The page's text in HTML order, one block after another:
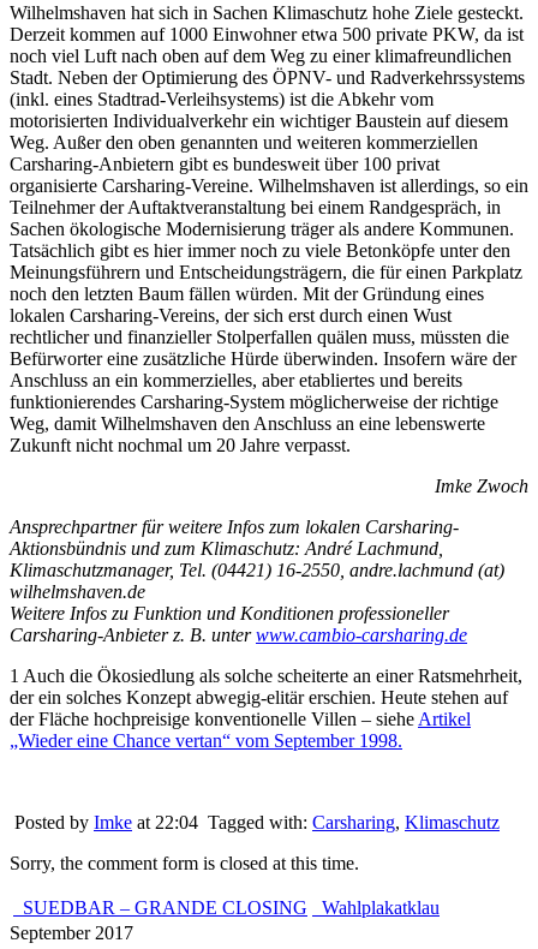
Wilhelmshaven hat sich in Sachen Klimaschutz hohe Ziele gesteckt.
Derzeit kommen auf 1000 Einwohner etwa 500 private PKW, da ist
noch viel Luft nach oben auf dem Weg zu einer klimafreundlichen
Stadt. Neben der Optimierung des ÖPNV- und Radverkehrssystems
(inkl. eines Stadtrad-Verleihsystems) ist die Abkehr vom
motorisierten Individualverkehr ein wichtiger Baustein auf diesem
Weg. Außer den oben genannten und weiteren kommerziellen
Carsharing-Anbietern gibt es bundesweit über 100 privat
organisierte Carsharing-Vereine. Wilhelmshaven ist allerdings, so ein
Teilnehmer der Auftaktveranstaltung bei einem Randgespräch, in
Sachen ökologische Modernisierung träger als andere Kommunen.
Tatsächlich gibt es hier immer noch zu viele Betonköpfe unter den
Meinungsführern und Entscheidungsträgern, die für einen Parkplatz
noch den letzten Baum fällen würden. Mit der Gründung eines
lokalen Carsharing-Vereins, der sich erst durch einen Wust
rechtlicher und finanzieller Stolperfallen quälen muss, müssten die
Befürworter eine zusätzliche Hürde überwinden. Insofern wäre der
Anschluss an ein kommerzielles, aber etabliertes und bereits
funktionierendes Carsharing-System möglicherweise der richtige
Weg, damit Wilhelmshaven den Anschluss an eine lebenswerte
Zukunft nicht nochmal um 20 Jahre verpasst.
Imke Zwoch
Ansprechpartner für weitere Infos zum lokalen Carsharing-
Aktionsbündnis und zum Klimaschutz: André Lachmund,
Klimaschutzmanager, Tel. (04421) 16-2550, andre.lachmund (at)
wilhelmshaven.de
Weitere Infos zu Funktion und Konditionen professioneller
Carsharing-Anbieter z. B. unterwww.cambio-carsharing.de
1 Auch die Ökosiedlung als solche scheiterte an einer Ratsmehrheit,
der ein solches Konzept abwegig-elitär erschien. Heute stehen auf
der Fläche hochpreisige konventionelle Villen – siehe Artikel
„Wieder eine Chance vertan“ vom September 1998.
Posted by Imke at 22:04 Tagged with: Carsharing, Klimaschutz
Sorry, the comment form is closed at this time.
SUEDBAR – GRANDE CLOSING
Wahlplakatklau
September 2017